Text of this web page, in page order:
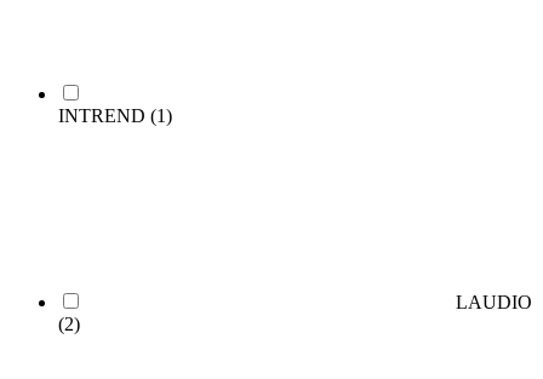
INTREND (1)
LAUDIO
(2)